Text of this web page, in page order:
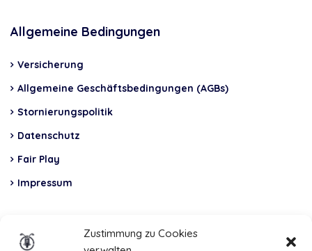
Zustimmung zu Cookies
Allgemeine Bedingungen
Versicherung
Allgemeine Geschäftsbedingungen (AGBs)
Stornierungspolitik
Datenschutz
Fair Play
Impressum